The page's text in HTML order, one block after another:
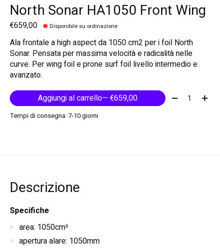
North Sonar HA1050 Front Wing
€659,00 Disponibile su ordinazione
Ala frontale a high aspect da 1050 cm2 per i foil North
Sonar. Pensata per massima velocità e radicalità nelle
curve. Per wing foil e prone surf foil livello intermedio e
avanzato.
Aggiungi al carrello
— €659,00 Quantità:
Tempi di consegna: 7-10 giorni
Descrizione
Specifiche
area: 1050cm²
apertura alare: 1050mm